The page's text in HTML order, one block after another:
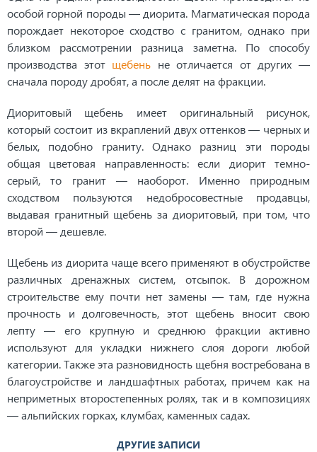
особой горной породы — диорита. Магматическая порода
порождает некоторое сходство с гранитом, однако при
близком рассмотрении разница заметна. По способу
производства этот щебень не отличается от других —
сначала породу дробят, а после делят на фракции.
Диоритовый щебень имеет оригинальный рисунок,
который состоит из вкраплений двух оттенков — черных и
белых, подобно граниту. Однако разниц эти породы
общая цветовая направленность: если диорит темно-
серый, то гранит — наоборот. Именно природным
сходством пользуются недобросовестные продавцы,
выдавая гранитный щебень за диоритовый, при том, что
второй — дешевле.
Щебень из диорита чаще всего применяют в обустройстве
различных дренажных систем, отсыпок. В дорожном
строительстве ему почти нет замены — там, где нужна
прочность и долговечность, этот щебень вносит свою
лепту — его крупную и среднюю фракции активно
используют для укладки нижнего слоя дороги любой
категории. Также эта разновидность щебня востребована в
благоустройстве и ландшафтных работах, причем как на
неприметных второстепенных ролях, так и в композициях
— альпийских горках, клумбах, каменных садах.
ДРУГИЕ ЗАПИСИ